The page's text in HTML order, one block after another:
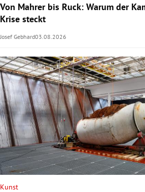
Von Mahrer bis Ruck: Warum der
Krise steckt
Josef Gebhard03.08.2026
Kunst